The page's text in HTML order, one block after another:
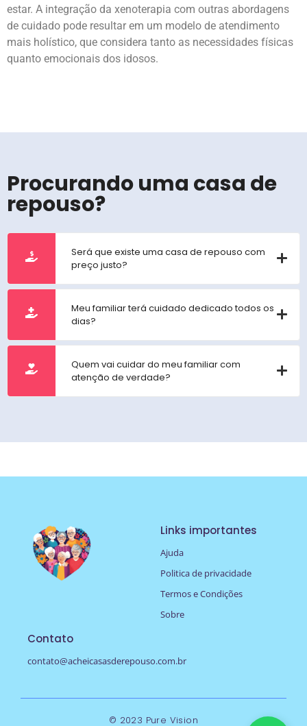
estar. A integração da xenoterapia com outras abordagens
de cuidado pode resultar em um modelo de atendimento
mais holístico, que considera tanto as necessidades físicas
quanto emocionais dos idosos.
Procurando uma casa de
repouso?
Será que existe uma casa de repouso com
preço justo?
Meu familiar terá cuidado dedicado todos os
dias?
Quem vai cuidar do meu familiar com
atenção de verdade?
Links importantes
Ajuda
Politica de privacidade
Termos e Condições
Sobre
Contato
contato@acheicasasderepouso.com.br
© 2023 Pure Vision